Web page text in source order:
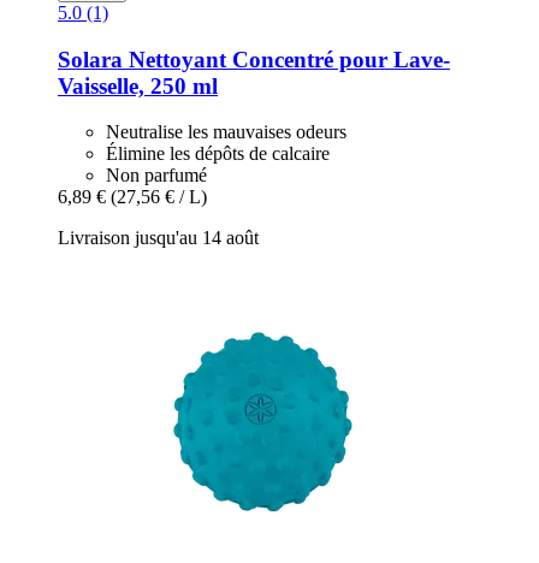
5.0 (1)
Solara Nettoyant Concentré pour Lave-​
Vaisselle, 250 ml
Neutralise les mauvaises odeurs
Élimine les dépôts de calcaire
Non parfumé
6,89 € (27,56 € / L)
Livraison jusqu'au 14 août